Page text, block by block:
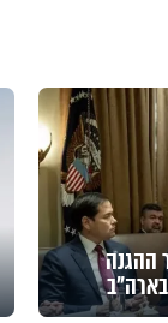
ההגנה